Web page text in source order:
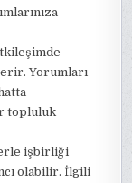
Yorumları
topluluk
işbirliği
olabilir. İlgili